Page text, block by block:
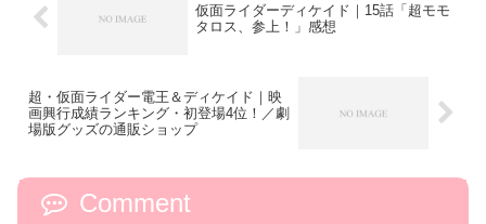
仮面ライダーディケイド｜15話「超モモ
タロス、参上！」感想
超・仮面ライダー電王＆ディケイド｜映
画興行成績ランキング・初登場4位！／劇
場版グッズの通販ショップ
Comment